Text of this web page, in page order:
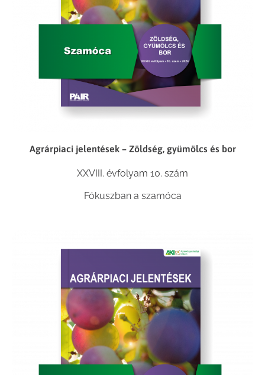
Agrárpiaci jelentések – Zöldség, gyümölcs és bor
XXVIII. évfolyam 10. szám
Fókuszban a szamóca